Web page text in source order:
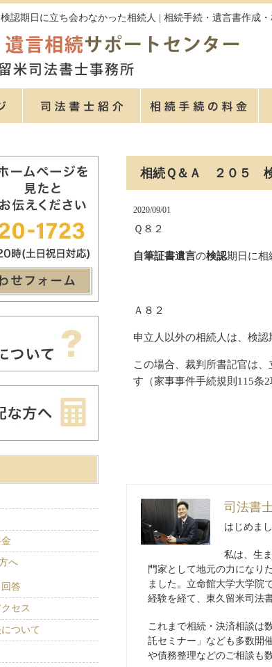
認期日に立ち会わなかった相続人 | 相続手続・遺言書作成
相続Ｑ＆Ａ ２０５ 検
2020/09/01
Ｑ８２
自筆証書遺言の検認期日に相
Ａ８２
申立人以外の相続人は、検認
この場合、裁判所書記官は
す（家事事件手続規則115条2
司法書
はじめま
私は、生
門家として地元の力になり
ました。立命館大学大学院
経験を経て、東久留米司法
これまで相続・決済相談は
託セミナー」なども多数開
や債務整理などのご相談も
へ
答
セス
ついて